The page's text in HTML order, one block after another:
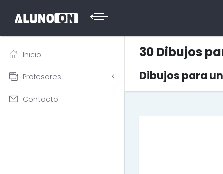
Inicio
Profesores
Contacto
30 Dibujos
Dibujos para